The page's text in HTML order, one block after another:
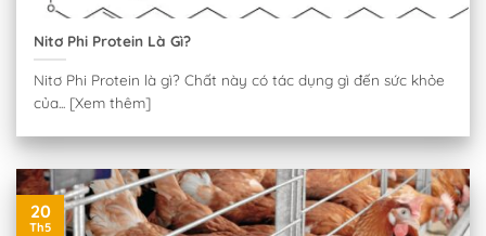
Nitơ Phi Protein Là Gì?
Nitơ Phi Protein là gì? Chất này có tác dụng gì đến sức khỏe
của... [Xem thêm]
20
Th5